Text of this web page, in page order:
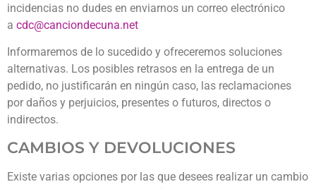
incidencias no dudes en enviarnos un correo electrónico
a cdc@canciondecuna.net
Informaremos de lo sucedido y ofreceremos soluciones
alternativas. Los posibles retrasos en la entrega de un
pedido, no justificarán en ningún caso, las reclamaciones
por daños y perjuicios, presentes o futuros, directos o
indirectos.
CAMBIOS Y DEVOLUCIONES
Existe varias opciones por las que desees realizar un cambio